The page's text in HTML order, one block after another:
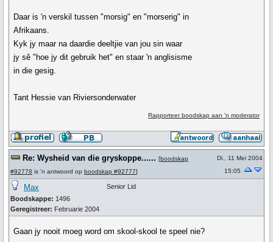
Daar is 'n verskil tussen "morsig" en "morserig" in
Afrikaans.
Kyk jy maar na daardie deeltjie van jou sin waar
jy sê "hoe jy dit gebruik het" en staar 'n anglisisme
in die gesig.
Tant Hessie van Riviersonderwater
Rapporteer boodskap aan 'n moderator
Re: Wysheid van die gryskoppe...... [boodskap
#92778 is 'n antwoord op boodskap #92777]
Di., 11 Mei 2004
15:05
Max
Boodskappe: 1496
Geregistreer: Februarie 2004
Senior Lid
Gaan jy nooit moeg word om skool-skool te speel nie?